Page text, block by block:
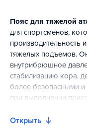
Пояс для тяжелой
для спортсменов,
производительность
тяжелых подъемов.
внутрибрюшное
стабилизацию кора,
более безопасными
при выполнении
Открыть